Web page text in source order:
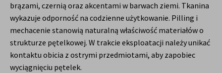
brązami, czernią oraz akcentami w barwach ziemi. Tkanina
wykazuje odporność na codzienne użytkowanie. Pilling i
mechacenie stanowią naturalną właściwość materiałów o
strukturze pętelkowej. W trakcie eksploatacji należy unikać
kontaktu obicia z ostrymi przedmiotami, aby zapobiec
wyciągnięciu pętelek.